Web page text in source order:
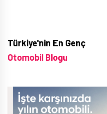
Türkiye'nin En Genç
Otomobil Blogu